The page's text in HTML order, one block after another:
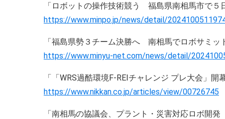
「ロボットの操作技術競う 福島県南相馬市で
https://www.minpo.jp/news/detail/
「福島県勢３チーム決勝へ 南相馬でロボサミ
https://www.minyu-net.com/news/detail/
「「WRS過酷環境F-REIチャレンジ プレ大会」
https://www.nikkan.co.jp/articles/view/00726745
「南相馬の協議会、プラント・災害対応ロボ